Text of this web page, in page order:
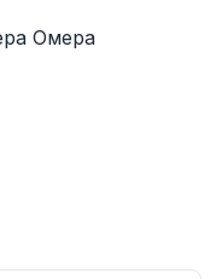
Омера